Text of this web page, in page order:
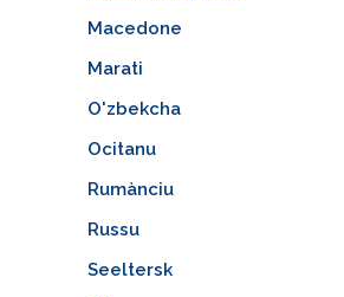
Macedone
Marati
O'zbekcha
Ocitanu
Rumànciu
Russu
Seeltersk